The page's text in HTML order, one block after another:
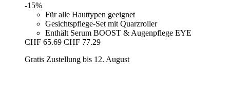
-15%
Für alle Hauttypen geeignet
Gesichtspflege-Set mit Quarzroller
Enthält Serum BOOST & Augenpflege EYE
CHF 65.69 CHF 77.29
Gratis Zustellung bis 12. August